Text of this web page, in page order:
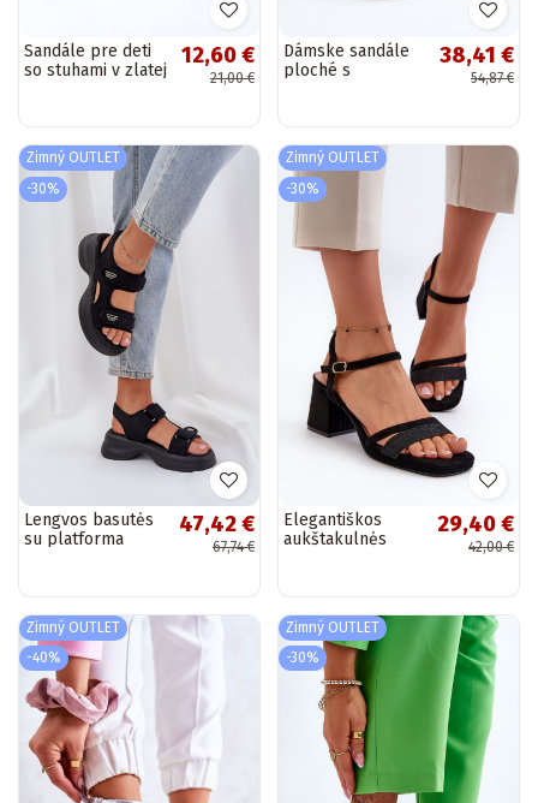
Sandále pre deti
so stuhami v zlatej
12,60 €
21,00 €
Dámske sandále
ploché s
38,41 €
54,87 €
Zimný OUTLET
-30%
Lengvos basutės
su platforma
47,42 €
67,74 €
Zimný OUTLET
-30%
Elegantiškos
aukštakulnės
29,40 €
42,00 €
Zimný OUTLET
-40%
Zimný OUTLET
-30%